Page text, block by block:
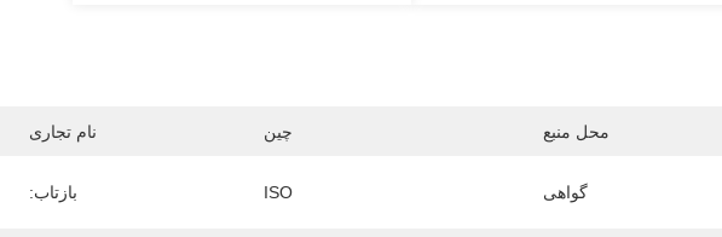
محل منبع چین نام تجاری
گواهی ISO بازتاب: